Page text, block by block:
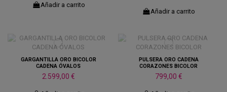
Añadir a carrito
Añadir a carrito
GARGANTILLA ORO BICOLOR
CADENA ÓVALOS
2.599,00 €
PULSERA ORO CADENA
CORAZONES BICOLOR
799,00 €